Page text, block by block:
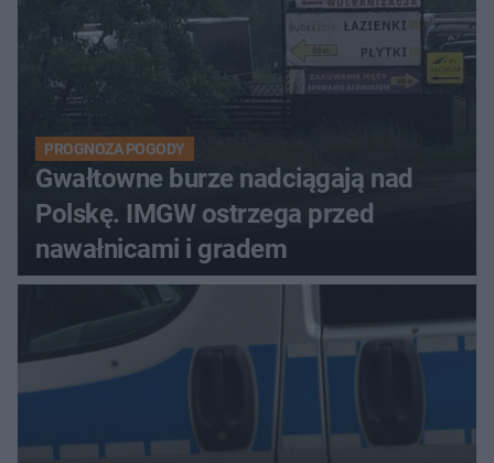
PROGNOZA POGODY
Gwałtowne burze nadciągają nad
Polskę. IMGW ostrzega przed
nawałnicami i gradem